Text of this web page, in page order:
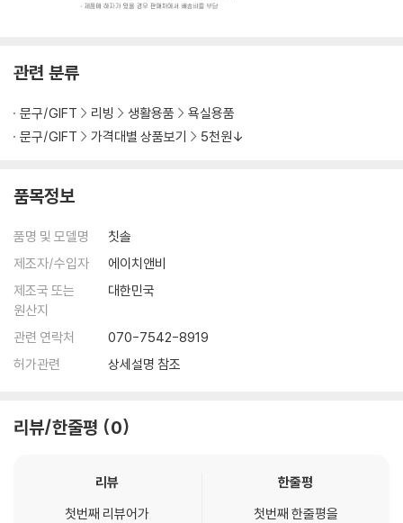
관련 분류
문구/GIFT 리빙 생활용품
욕실용품
문구/GIFT
가격대별 상품보기 5천원↓
품목정보
품명 및 모델명
칫솔
제조자/수입자
에이치앤비
제조국 또는
원산지
대한민국
관련 연락처
070-7542-8919
허가관련
상세설명 참조
리뷰/한줄평 0
리뷰
첫번째 리뷰어가
한줄평
첫번째 한줄평을